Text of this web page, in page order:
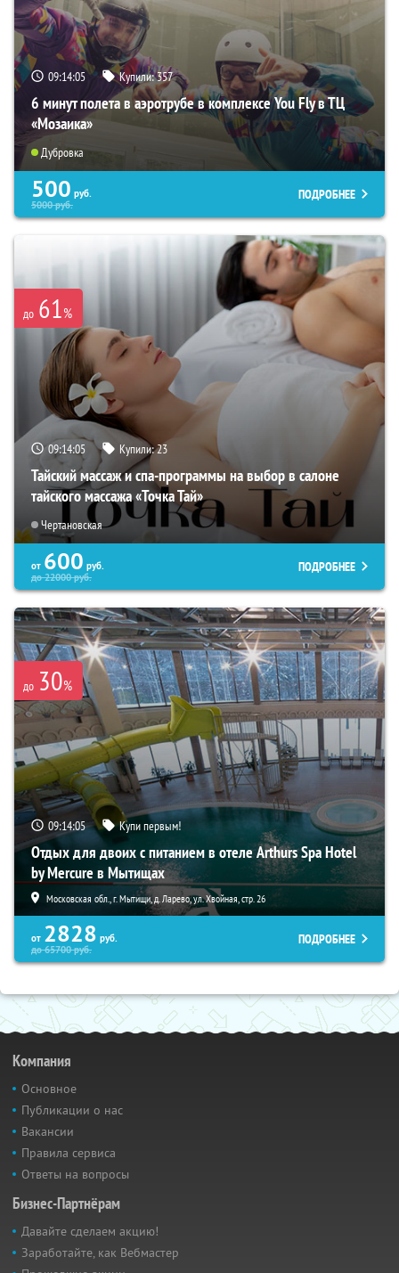
09:14:04 Купили:357
6 минут полета в аэротрубе в комплексе You Fly в ТЦ
«Мозаика»
Дубровка
500 руб.
5000руб.
ПОДРОБНЕЕ
до 61%
09:14:04 Купили:23
Тайский массаж и спа-программы на выбор в салоне
тайского массажа «Точка Тай»
Чертановская
от 600 руб.
до22000руб.
ПОДРОБНЕЕ
до 30%
09:14:04 Купи первым!
Отдых для двоих с питанием в отеле Arthurs Spa Hotel
by Mercure в Мытищах
Московская обл., г. Мытищи, д. Ларево, ул. Хвойная, стр. 26
от 2828 руб.
до65700руб.
ПОДРОБНЕЕ
Компания
Основное
Публикации о нас
Вакансии
Правила сервиса
Ответы на вопросы
Бизнес-Партнёрам
Давайте сделаем акцию!
Заработайте, как Вебмастер